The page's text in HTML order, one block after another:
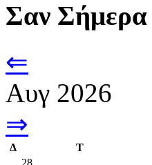
Σαν Σήμερα
⇐
Αυγ 2026
⇒
Δ Τ
28